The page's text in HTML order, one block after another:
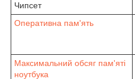
Чипсет
Оперативна пам'ять
Максимальний обсяг пам'яті
ноутбука